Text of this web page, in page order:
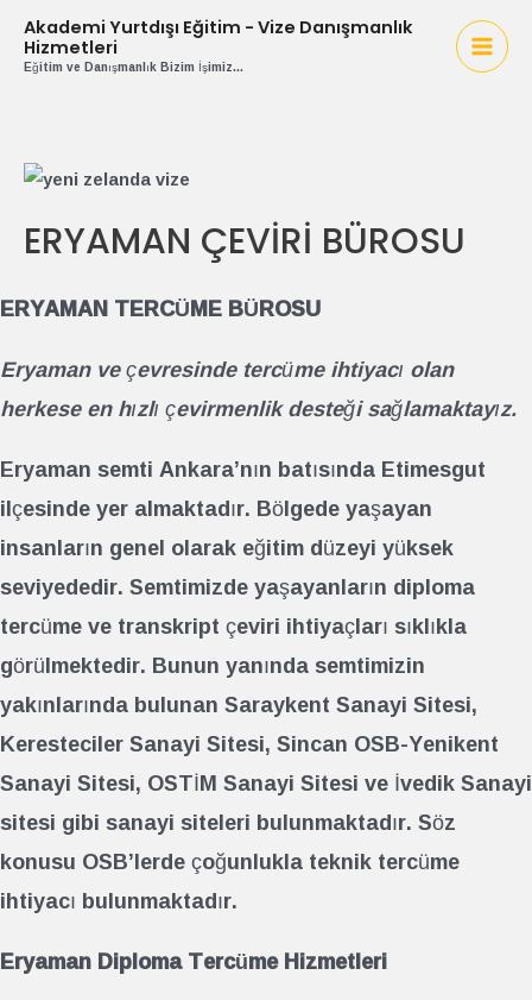
Akademi Yurtdışı Eğitim - Vize Danışmanlık
Hizmetleri
Eğitim ve Danışmanlık Bizim İşimiz...
ERYAMAN ÇEVİRİ BÜROSU
ERYAMAN TERCÜME BÜROSU
Eryaman ve çevresinde tercüme ihtiyacı olan
herkese en hızlı çevirmenlik desteği sağlamaktayız.
Eryaman semti Ankara’nın batısında Etimesgut
ilçesinde yer almaktadır. Bölgede yaşayan
insanların genel olarak eğitim düzeyi yüksek
seviyededir. Semtimizde yaşayanların diploma
tercüme ve transkript çeviri ihtiyaçları sıklıkla
görülmektedir. Bunun yanında semtimizin
yakınlarında bulunan Saraykent Sanayi Sitesi,
Keresteciler Sanayi Sitesi, Sincan OSB-Yenikent
Sanayi Sitesi, OSTİM Sanayi Sitesi ve İvedik Sanayi
sitesi gibi sanayi siteleri bulunmaktadır. Söz
konusu OSB’lerde çoğunlukla teknik tercüme
ihtiyacı bulunmaktadır.
Eryaman Diploma Tercüme Hizmetleri